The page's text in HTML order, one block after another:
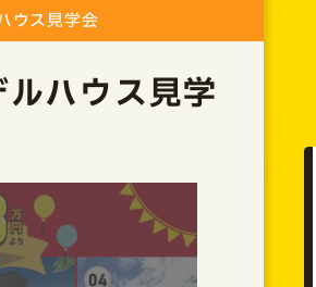
ウス見学会
ハウス見学